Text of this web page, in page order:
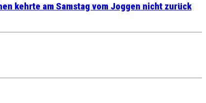
kehrte am Samstag vom Joggen nicht zurück